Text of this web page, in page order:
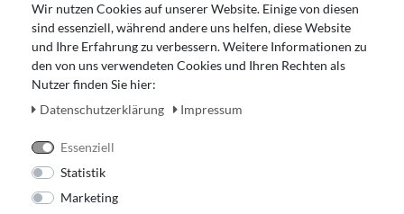
Impressum
Widerrufsrecht
Zahlung und Versand
Unser Ladengeschäft
Wir nutzen Cookies auf unserer Website. Einige von diesen
sind essenziell, während andere uns helfen, diese Website
und Ihre Erfahrung zu verbessern. Weitere Informationen zu
den von uns verwendeten Cookies und Ihren Rechten als
Nutzer finden Sie hier:
Daten­schutz­erklärung
Impressum
Essenziell
Statistik
Marketing